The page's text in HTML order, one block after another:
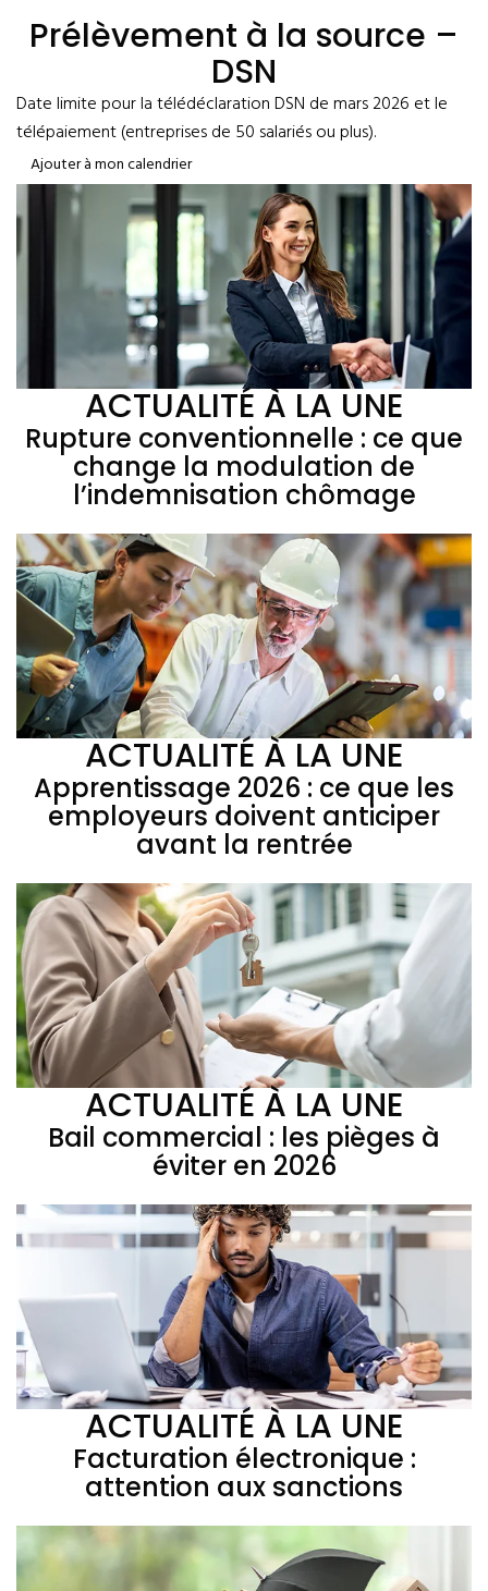
Prélèvement à la source –
DSN
Date limite pour la télédéclaration DSN de mars 2026 et le
télépaiement (entreprises de 50 salariés ou plus).
Ajouter à mon calendrier
ACTUALITÉ À LA UNE
Rupture conventionnelle : ce que
change la modulation de
l’indemnisation chômage
ACTUALITÉ À LA UNE
Apprentissage 2026 : ce que les
employeurs doivent anticiper
avant la rentrée
ACTUALITÉ À LA UNE
Bail commercial : les pièges à
éviter en 2026
ACTUALITÉ À LA UNE
Facturation électronique :
attention aux sanctions